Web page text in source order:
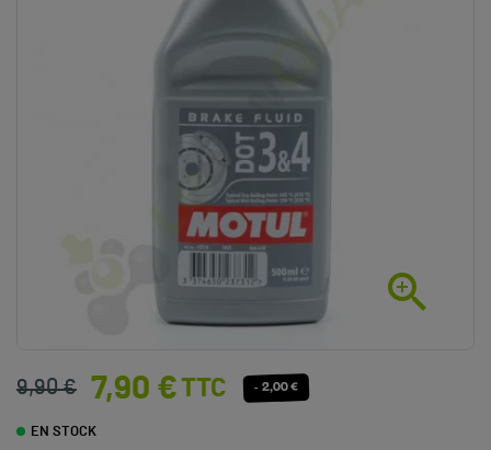

9,90 € 7,90 €TTC - 2,00 €
EN STOCK